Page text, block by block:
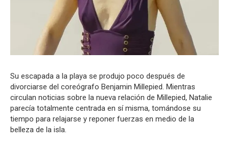
Su escapada a la playa se produjo poco después de
divorciarse del coreógrafo Benjamin Millepied. Mientras
circulan noticias sobre la nueva relación de Millepied, Natalie
parecía totalmente centrada en sí misma, tomándose su
tiempo para relajarse y reponer fuerzas en medio de la
belleza de la isla.